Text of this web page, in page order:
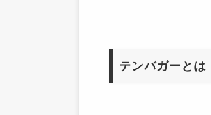
テンバガーとは